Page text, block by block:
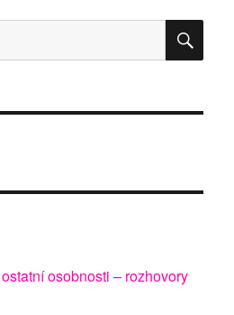
osobnosti – rozhovory